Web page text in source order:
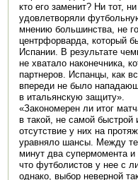
кто его заменит? Ни тот,
удовлетворяли
мнению большинства, не
центрфорварда, который
Испании. В результате
не хватало наконечника,
партнеров. Испанцы, как
впереди не было
в итальянскую защиту».
«Закономерен ли итог
в такой, не самой
отсутствие у них на
уравняло шансы. Между
минут два супермомента
что футболистов у нее с
однако, выбор неверной